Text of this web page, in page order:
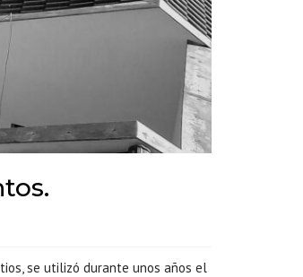
se utilizó durante unos años el